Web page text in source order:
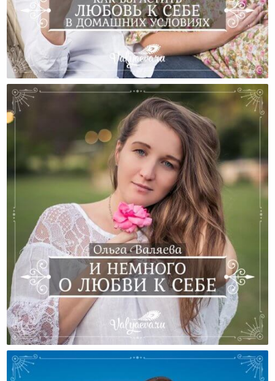
Как Взрастить Любовь К Себе В Домашних Условиях
И Немного О Любви К Себе